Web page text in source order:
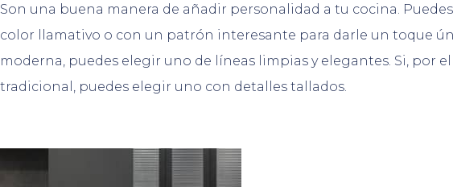
Son una buena manera de añadir personalidad a tu cocina.
color llamativo o con un patrón interesante para darle un toque
moderna, puedes elegir uno de líneas limpias y elegantes. Si, por
tradicional, puedes elegir uno con detalles tallados.